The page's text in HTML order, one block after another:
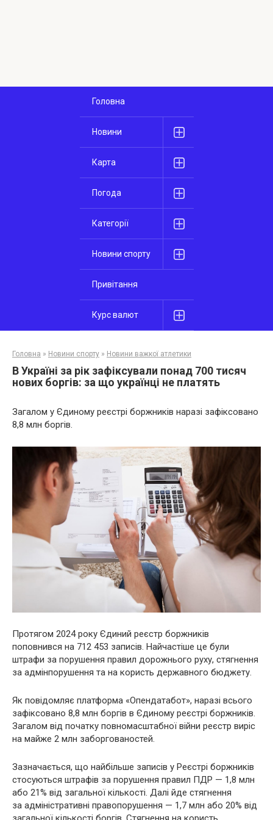
Головна
Новини
Карта
Погода
Категорії
Новини спорту
Привітання
Курс валют
Головна » Новини спорту » Новини важкої атлетики
В Україні за рік зафіксували понад 700 тисяч
нових боргів: за що українці не платять
Загалом у Єдиному реєстрі боржників наразі зафіксовано
8,8 млн боргів.
Протягом 2024 року Єдиний реєстр боржників
поповнився на 712 453 записів. Найчастіше це були
штрафи за порушення правил дорожнього руху, стягнення
за адмінпорушення та на користь державного бюджету.
Як повідомляє платформа «Опендатабот», наразі всього
зафіксовано 8,8 млн боргів в Єдиному реєстрі боржників.
Загалом від початку повномасштабної війни реєстр виріс
на майже 2 млн заборгованостей.
Зазначається, що найбільше записів у Реєстрі боржників
стосуються штрафів за порушення правил ПДР — 1,8 млн
або 21% від загальної кількості. Далі йде стягнення
за адміністративні правопорушення — 1,7 млн або 20% від